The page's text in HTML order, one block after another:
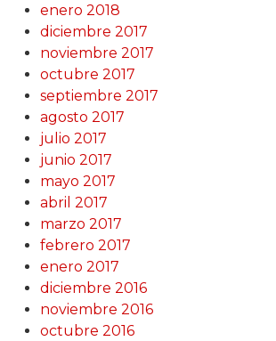
enero 2018
diciembre 2017
noviembre 2017
octubre 2017
septiembre 2017
agosto 2017
julio 2017
junio 2017
mayo 2017
abril 2017
marzo 2017
febrero 2017
enero 2017
diciembre 2016
noviembre 2016
octubre 2016